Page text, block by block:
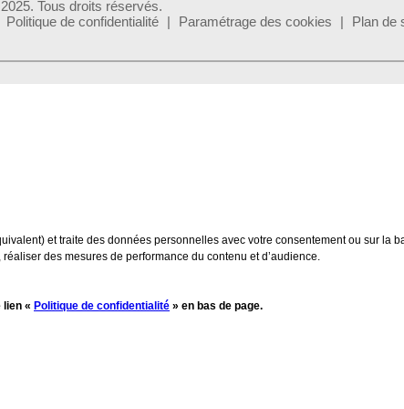
Tous droits réservés.
Politique de confidentialité Paramétrage des cookies Plan de
et traite des données personnelles avec votre consentement ou sur la
des mesures de performance du contenu et d’audience.
« Politique de confidentialité » en bas de page.